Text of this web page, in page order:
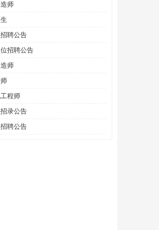
师
聘公告
招聘公告
师
程师
录公告
聘公告